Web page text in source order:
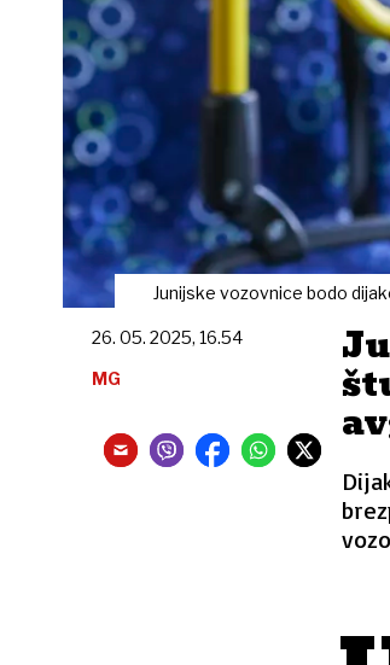
Junijske vozovnice bodo
26. 05. 2025, 16.54
MG